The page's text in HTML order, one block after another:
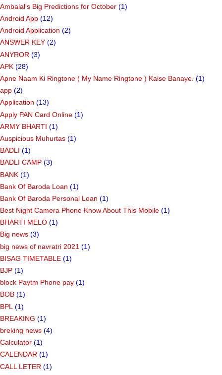
Ambalal's Big Predictions for October (1)
Android App (12)
Android Application (2)
ANSWER KEY (2)
ANYROR (3)
APK (28)
Apne Naam Ki Ringtone ( My Name Ringtone ) Kaise Banaye. (1)
app (2)
Application (13)
Apply PAN Card Online (1)
ARMY BHARTI (1)
Auspicious Muhurtas (1)
BADLI (1)
BADLI CAMP (3)
BANK (1)
Bank Of Baroda Loan (1)
Bank Of Baroda Personal Loan (1)
Best Night Camera Phone Know About This Mobile (1)
BHARTI MELO (1)
Big news (3)
big news of navratri 2021 (1)
BISAG TIMETABLE (1)
BJP (1)
block Paytm Phone pay (1)
BOB (1)
BPL (1)
BREAKING (1)
breking news (4)
Calculator (1)
CALENDAR (1)
CALL LETER (1)